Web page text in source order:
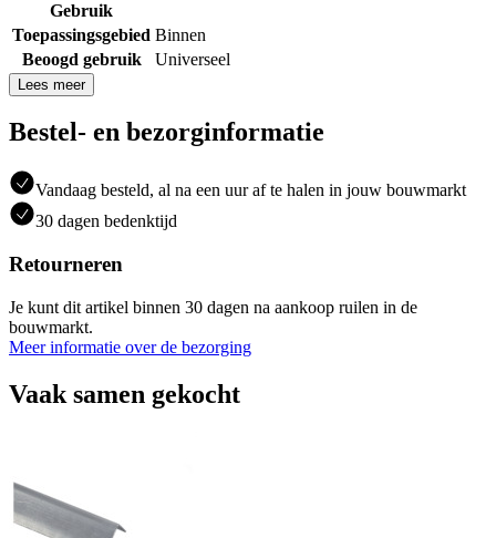
Gebruik
Toepassingsgebied Binnen
Beoogd gebruik
Universeel
Lees meer
Bestel- en bezorginformatie
Vandaag besteld, al na een uur af te halen in jouw bouwmarkt
30 dagen bedenktijd
Retourneren
Je kunt dit artikel binnen 30 dagen na aankoop ruilen in de
bouwmarkt.
Meer informatie over de bezorging
Vaak samen gekocht